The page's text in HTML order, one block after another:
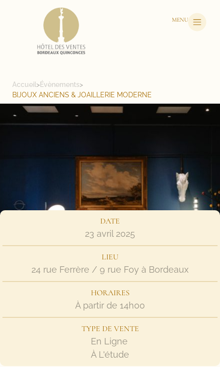
MENU
Accueil>Évènements>
BIJOUX ANCIENS & JOAILLERIE MODERNE
DATE
23 avril 2025
LIEU
24 rue Ferrère / 9 rue Foy à Bordeaux
HORAIRES
À partir de 14h00
TYPE DE VENTE
En Ligne
À L'étude